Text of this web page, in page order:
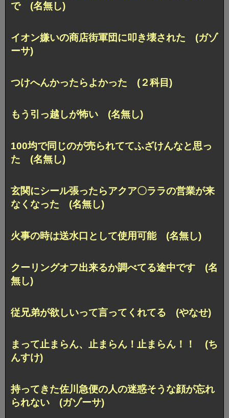
で (名無し)
イオン嫌いの商店街軍団に叩き壊された (ガゾ
ーサ)
つけへんかったらよかった (２科目)
もう引っ越しが怖い (名無し)
100均で同じのが売られててふざけんなと思っ
た (名無し)
玄関にシール張ったらアクア〇ララの営業が来
なくなった (名無し)
火事の時は送水口として使用可能 (名無し)
クーリングオフ出来るか調べてる途中です (名
無し)
従兄弟が欲しいって言ってくれてる (やなせ)
まって止まらん、止まらん！止まらん！！ (ち
んすけ)
持ってきた佐川急便の人の迷惑そうな顔が忘れ
られない (ガゾーサ)